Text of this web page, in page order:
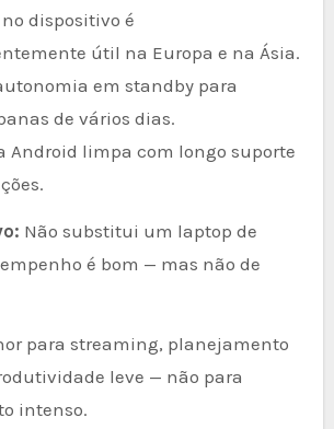
dispositivo é
útil na Europa e na Ásia.
em standby para
de vários dias.
Android limpa com longo suporte
Não substitui um laptop de
é bom — mas não de
para streaming, planejamento
leve — não para
intenso.